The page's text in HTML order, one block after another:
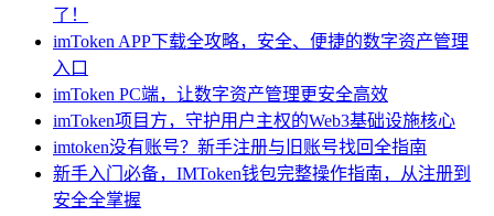
了！
imToken APP下载全攻略，安全、便捷的数字资产管理
入口
imToken PC端，让数字资产管理更安全高效
imToken项目方，守护用户主权的Web3基础设施核心
imtoken没有账号？新手注册与旧账号找回全指南
新手入门必备，IMToken钱包完整操作指南，从注册到
安全全掌握